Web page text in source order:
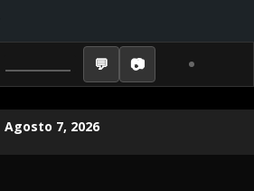
Agosto 7, 2026